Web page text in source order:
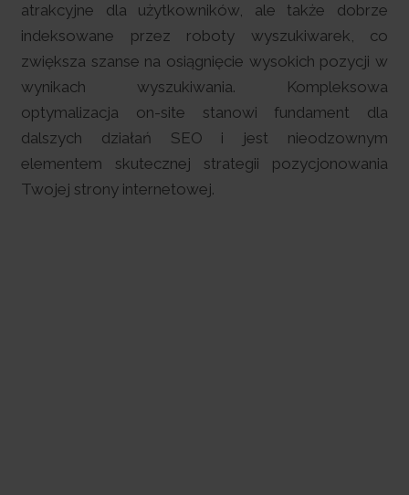
atrakcyjne dla użytkowników, ale także dobrze
indeksowane przez roboty wyszukiwarek, co
zwiększa szanse na osiągnięcie wysokich pozycji w
wynikach wyszukiwania. Kompleksowa
optymalizacja on-site stanowi fundament dla
dalszych działań SEO i jest nieodzownym
elementem skutecznej strategii pozycjonowania
Twojej strony internetowej.